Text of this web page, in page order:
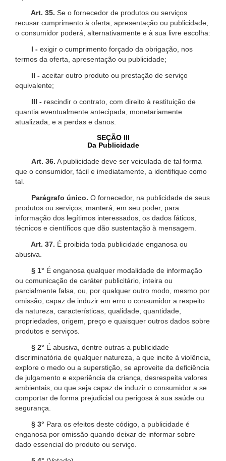
Art. 35. Se o fornecedor de produtos ou serviços
recusar cumprimento à oferta, apresentação ou publicidade,
o consumidor poderá, alternativamente e à sua livre escolha:
I - exigir o cumprimento forçado da obrigação, nos
termos da oferta, apresentação ou publicidade;
II - aceitar outro produto ou prestação de serviço
equivalente;
III - rescindir o contrato, com direito à restituição de
quantia eventualmente antecipada, monetariamente
atualizada, e a perdas e danos.
SEÇÃO III
Da Publicidade
Art. 36. A publicidade deve ser veiculada de tal forma
que o consumidor, fácil e imediatamente, a identifique como
tal.
Parágrafo único. O fornecedor, na publicidade de seus
produtos ou serviços, manterá, em seu poder, para
informação dos legítimos interessados, os dados fáticos,
técnicos e científicos que dão sustentação à mensagem.
Art. 37. É proibida toda publicidade enganosa ou
abusiva.
§ 1° É enganosa qualquer modalidade de informação
ou comunicação de caráter publicitário, inteira ou
parcialmente falsa, ou, por qualquer outro modo, mesmo por
omissão, capaz de induzir em erro o consumidor a respeito
da natureza, características, qualidade, quantidade,
propriedades, origem, preço e quaisquer outros dados sobre
produtos e serviços.
§ 2° É abusiva, dentre outras a publicidade
discriminatória de qualquer natureza, a que incite à violência,
explore o medo ou a superstição, se aproveite da deficiência
de julgamento e experiência da criança, desrespeita valores
ambientais, ou que seja capaz de induzir o consumidor a se
comportar de forma prejudicial ou perigosa à sua saúde ou
segurança.
§ 3° Para os efeitos deste código, a publicidade é
enganosa por omissão quando deixar de informar sobre
dado essencial do produto ou serviço.